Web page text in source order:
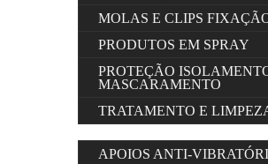
MOLAS E CLIPS
PRODUTOS EM SPRAY
PROTEÇÃO
MASCARAMENTO
TRATAMENTO E
APOIOS ANTI-